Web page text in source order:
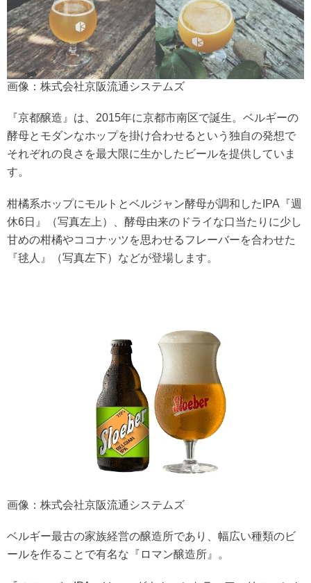
画像：株式会社京阪流通システムズ
『京都醸造』は、2015年に京都市南区で誕生。ベルギーの
酵母とモダンなホップを掛け合わせるという独自の発想で
それぞれの良さを最大限に生かしたビールを提供していま
す。
柑橘系ホップにモルトとベルジャン酵母が調和したIPA『週
休6日』（写真左上）、酵母由来のドライな口当たりに少し
甘めの柑橘やココナッツを思わせるフレーバーを合わせた
『毬人』（写真左下）などが登場します。
画像：株式会社京阪流通システムズ
ベルギー最古の家族経営の醸造所であり、幅広い種類のビ
ールを作ることで有名な『ロマン醸造所』。